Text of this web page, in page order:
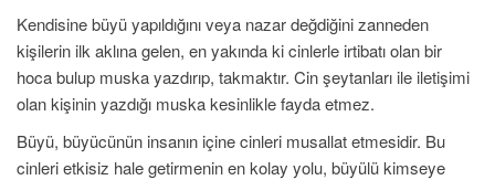
Kendisine büyü yapıldığını veya nazar değdiğini zanneden
kişilerin ilk aklına gelen, en yakında ki cinlerle irtibatı olan bir
hoca bulup muska yazdırıp, takmaktır. Cin şeytanları ile iletişimi
olan kişinin yazdığı muska kesinlikle fayda etmez.
Büyü, büyücünün insanın içine cinleri musallat etmesidir. Bu
cinleri etkisiz hale getirmenin en kolay yolu, büyülü kimseye